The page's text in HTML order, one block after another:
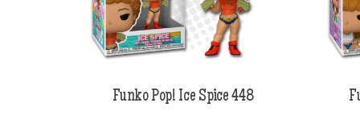
Funko Pop! Ice Spice 448